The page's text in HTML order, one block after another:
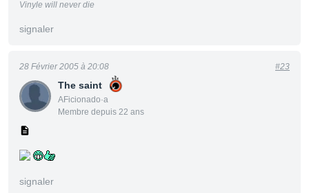
Vinyle will never die
signaler
The saint
AFicionado·a
Membre depuis 22 ans
28 Février 2005 à 20:08 #23
signaler